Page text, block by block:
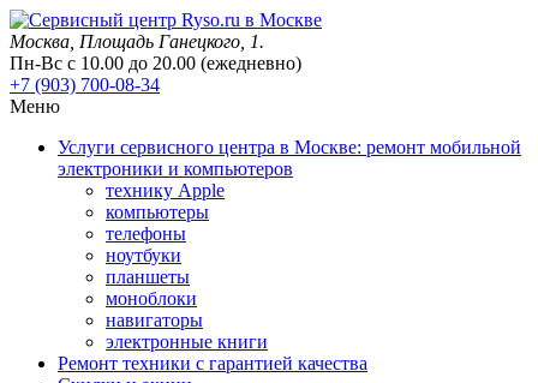
Москва , Площадь Ганецкого, 1.
Пн-Вс с 10.00 до 20.00 (ежедневно)
+7 (903) 700-08-34
Меню
Услуги сервисного центра в Москве: ремонт мобильной
электроники и компьютеров
технику Apple
компьютеры
телефоны
ноутбуки
планшеты
моноблоки
навигаторы
электронные книги
Ремонт техники с гарантией качества